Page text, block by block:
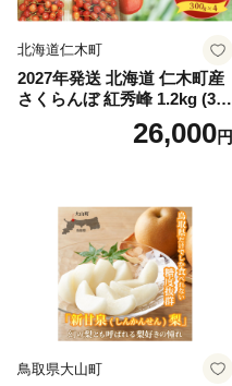
国産 1.2kg 先行｜
北海道仁木町
2027年発送 北海道 仁木町産
さくらんぼ 紅秀峰 1.2kg (300
g×4パック) Lサイズ以上 旬
桜桃 産地直送 サクランボ チ
26,000円
鳥取県大山町